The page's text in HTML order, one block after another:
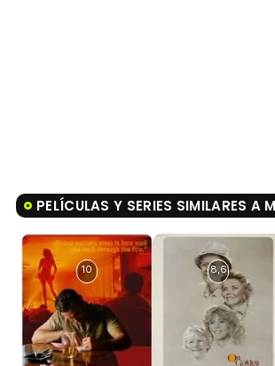
PELÍCULAS Y SERIES SIMILARES A
10 8,6